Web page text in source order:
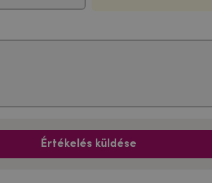
Értékelés küldése